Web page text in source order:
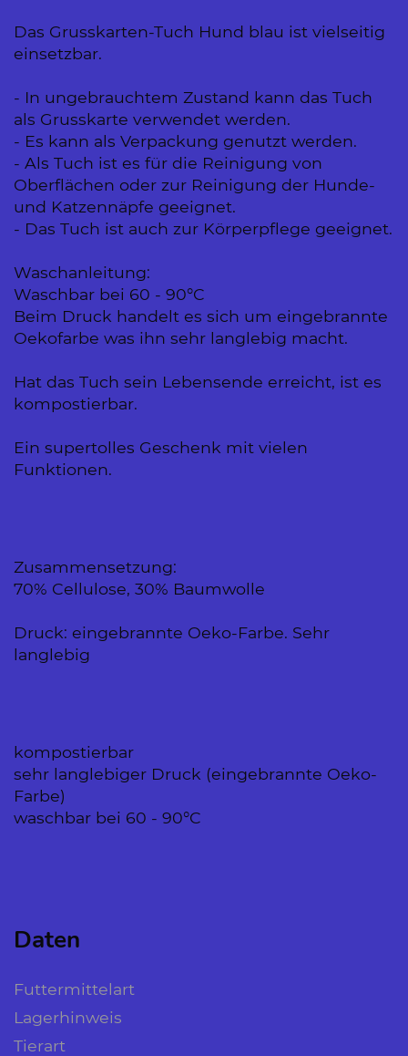
Das Grusskarten-Tuch Hund blau ist vielseitig
einsetzbar.
- In ungebrauchtem Zustand kann das Tuch
als Grusskarte verwendet werden.
- Es kann als Verpackung genutzt werden.
- Als Tuch ist es für die Reinigung von
Oberflächen oder zur Reinigung der Hunde-
und Katzennäpfe geeignet.
- Das Tuch ist auch zur Körperpflege geeignet.
Waschanleitung:
Waschbar bei 60 - 90°C
Beim Druck handelt es sich um eingebrannte
Oekofarbe was ihn sehr langlebig macht.
Hat das Tuch sein Lebensende erreicht, ist es
kompostierbar.
Ein supertolles Geschenk mit vielen
Funktionen.
Zusammensetzung:
70% Cellulose, 30% Baumwolle
Druck: eingebrannte Oeko-Farbe. Sehr
langlebig
kompostierbar
sehr langlebiger Druck (eingebrannte Oeko-
Farbe)
waschbar bei 60 - 90°C
Daten
Futtermittelart
Lagerhinweis
Tierart